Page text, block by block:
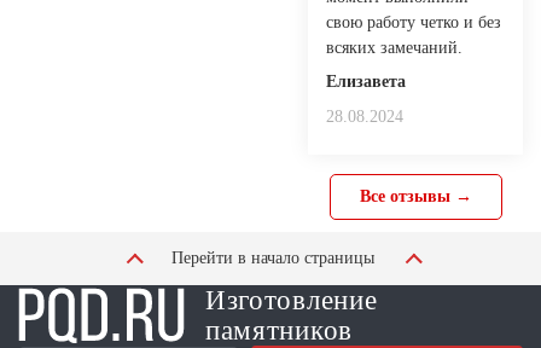
свою работу четко и без
всяких замечаний.
Елизавета
28.08.2024
Все отзывы →
Перейти в начало страницы
Изготовление
памятников